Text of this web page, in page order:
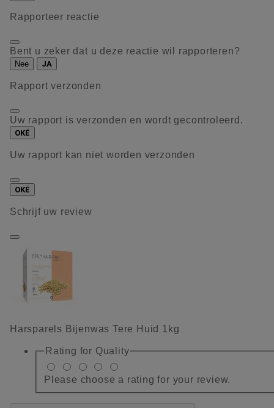
Rapporteer reactie
Bent u zeker dat u deze reactie wil rapporteren?
Nee JA
Rapport verzonden
Uw rapport is verzonden en wordt gecontroleerd.
OKÉ
Uw rapport kan niet worden verzonden
OKÉ
Schrijf uw review
Harsparels Bijenwas Tere Huid 1kg
Rating for Quality
Please choose a rating for your review.